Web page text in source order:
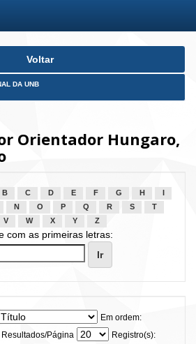
Voltar
DA UNB
Orientador Hungaro,
B C D E F G H
N O P Q R S
T
V W X Y Z
com as primeiras letras:
Em ordem:
Resultados/Página
Registro(s):